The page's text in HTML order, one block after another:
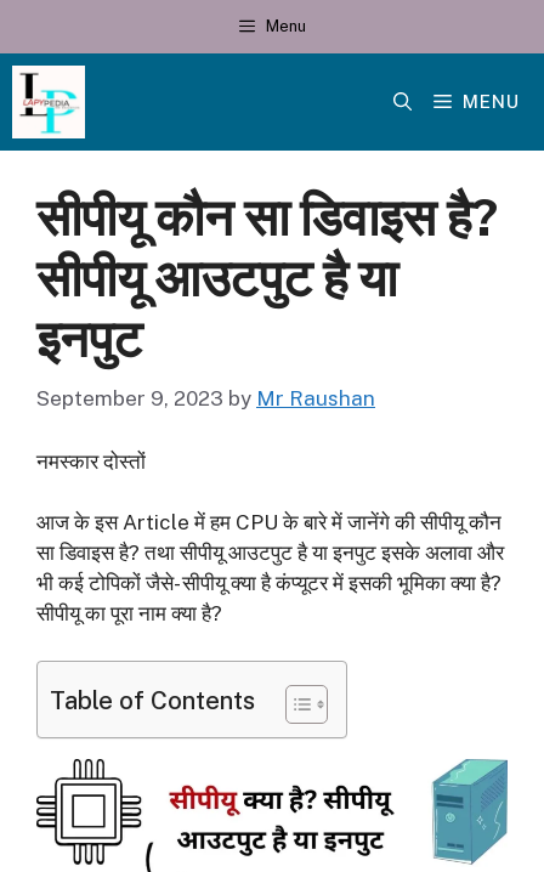
content
Menu
MENU
सीपीयू कौन सा डिवाइस है?
सीपीयू आउटपुट है या
इनपुट
September 9, 2023 by Mr Raushan
नमस्कार दोस्तों
आज के इस Article में हम CPU के बारे में जानेंगे की सीपीयू कौन
सा डिवाइस है? तथा सीपीयू आउटपुट है या इनपुट इसके अलावा और
भी कई टोपिकों जैसे- सीपीयू क्या है कंप्यूटर में इसकी भूमिका क्या है?
सीपीयू का पूरा नाम क्या है?
Table of Contents